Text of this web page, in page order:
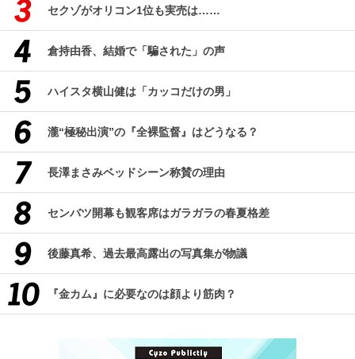
セクゾがオリコン1位も実売は……
倉持由香、結婚で「騙された」の声
ハイスタ横山健は「カッコだけの男」
瀧“極秘出演”の『全裸監督』はどうなる？
長澤まさみベッドシーン称賛の理由
センバツ開幕も観客席はガラガラの春夏格差
後藤真希、過去最高露出の写真集が物議
『金カム』に必要なのは顔より筋肉？